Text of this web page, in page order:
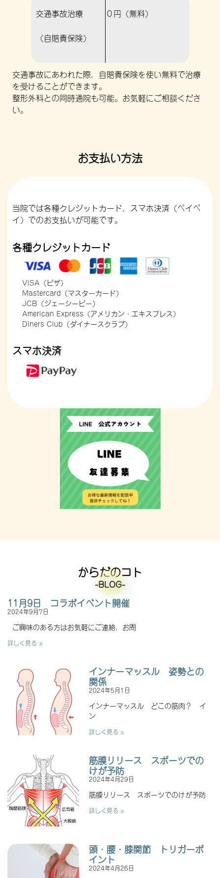
交通事故治療
（自賠責保険）
０円（無料）
交通事故にあわれた際、自賠責保険を使い無料で治療
を受けることができます。
整形外科との同時通院も可能。お気軽にご相談くださ
い。
お支払い方法
当院では各種クレジットカード、スマホ決済（ペイペ
イ）でのお支払いが可能です。
各種クレジットカード
VISA（ビザ）
Mastercard（マスターカード）
JCB（ジェーシービー）
American Express（アメリカン・エキスプレス）
Diners Club（ダイナースクラブ）
スマホ決済
からだのコト
-BLOG-
11月9日 コラボイベント開催
2024年9月7日
ご興味のある方はお気軽にご連絡、お問
詳しく見る »
インナーマッスル 姿勢との
関係
2024年5月1日
インナーマッスル どこの筋肉？ イ
ン
詳しく見る »
筋膜リリース スポーツでの
けが予防
2024年4月29日
筋膜リリース スポーツでのけが予防
詳しく見る »
頭・腰・膝関節 トリガーポ
イント
2024年4月26日